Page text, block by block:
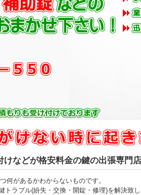
などが格安料金の鍵の出張専門店
何があるかわからないものです。
トラブル(紛失・交換・開錠・修理)を解決致し